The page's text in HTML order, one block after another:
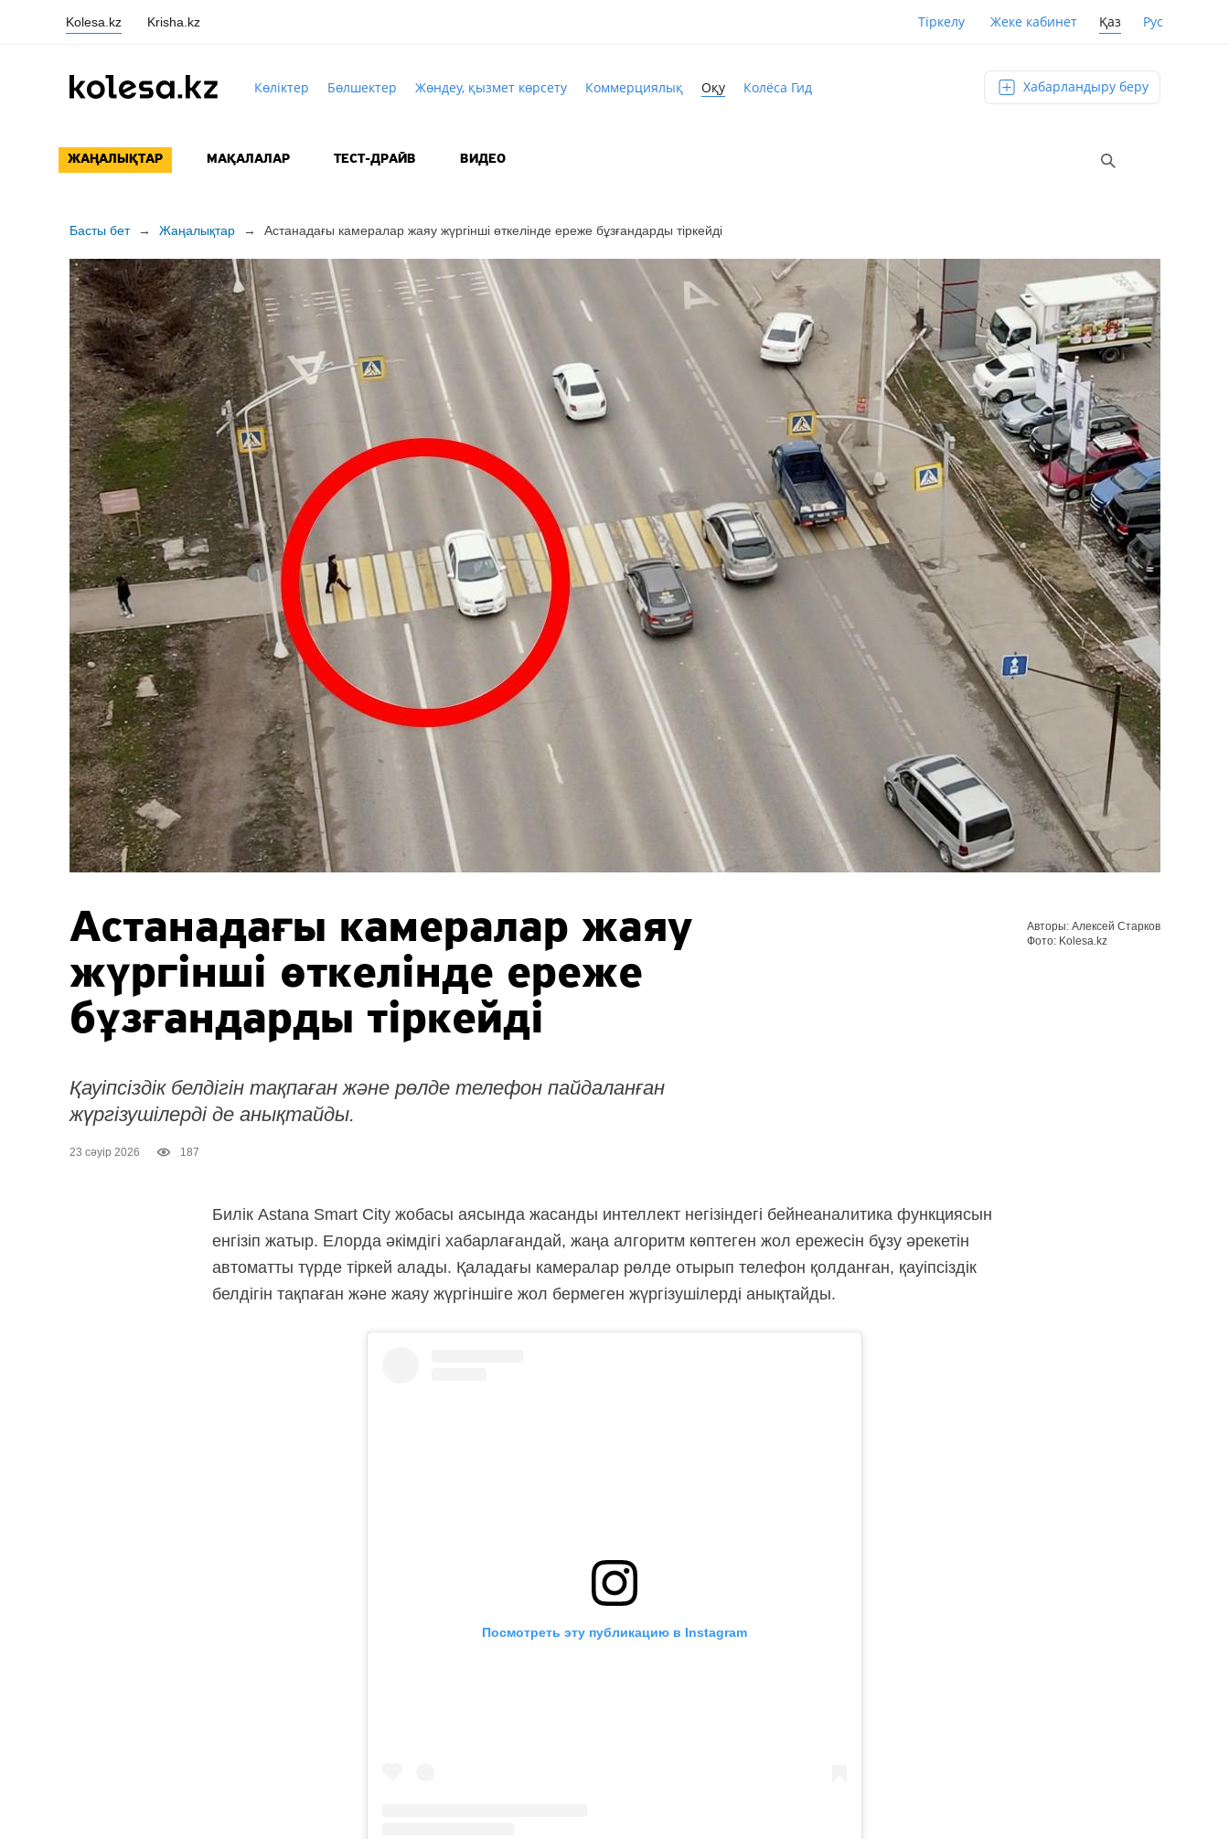
Kolesa.kz Krisha.kz Тіркелу Жеке кабинет Қаз Рус
Көліктер Бөлшектер Жөндеу, қызмет көрсету Коммерциялық Оқу Колёса Гид Хабарландыру беру
ЖАҢАЛЫҚТАР МАҚАЛАЛАР ТЕСТ-ДРАЙВ ВИДЕО
Басты бет → Жаңалықтар → Астанадағы камералар жаяу жүргінші өткелінде ереже бұзғандарды тіркейді
Астанадағы камералар жаяу
жүргінші өткелінде ереже
бұзғандарды тіркейді
Қауіпсіздік белдігін тақпаған және рөлде телефон пайдаланған
жүргізушілерді де анықтайды.
23 сәуір 2026 187
Авторы: Алексей Старков
Фото: Kolesa.kz
Билік Astana Smart City жобасы аясында жасанды интеллект негізіндегі бейнеаналитика функциясын
енгізіп жатыр. Елорда әкімдігі хабарлағандай, жаңа алгоритм көптеген жол ережесін бұзу әрекетін
автоматты түрде тіркей алады. Қаладағы камералар рөлде отырып телефон қолданған, қауіпсіздік
белдігін тақпаған және жаяу жүргіншіге жол бермеген жүргізушілерді анықтайды.
Посмотреть эту публикацию в Instagram